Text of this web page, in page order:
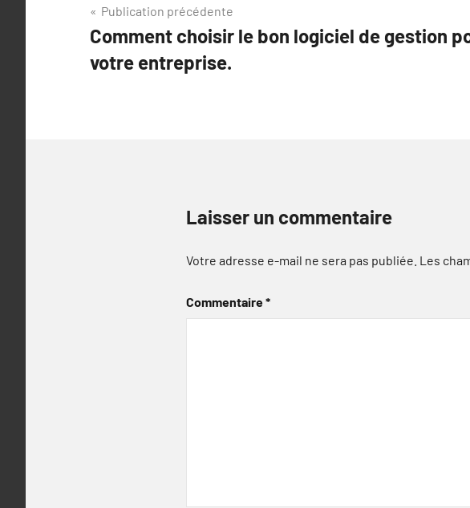
Navigation
de
l’article
Publication précédente
Comment choisir le bon logiciel de gestion
votre entreprise.
Laisser un commentaire
Votre adresse e-mail ne sera pas publiée. Les
Commentaire*